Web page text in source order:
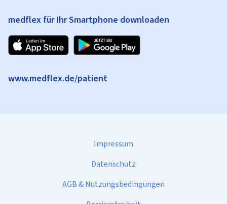
medflex für Ihr Smartphone downloaden
www.medflex.de/patient
Impressum
Datenschutz
AGB & Nutzungsbedingungen